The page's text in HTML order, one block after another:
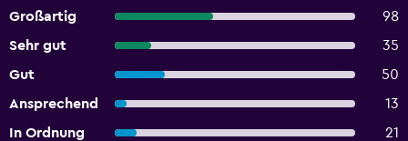
Großartig
98
Sehr gut
35
Gut
50
Ansprechend
13
In Ordnung
21